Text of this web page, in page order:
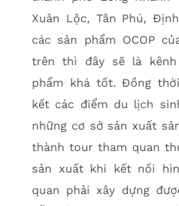
Xuân Lộc, Tân Phú,
các sản phẩm OCOP
trên thì đây sẽ là
phẩm khá tốt. Đồng
kết các điểm du lịch
những cơ sở sản xuất
thành tour tham quan
sản xuất khi kết nối
quan phải xây dựng